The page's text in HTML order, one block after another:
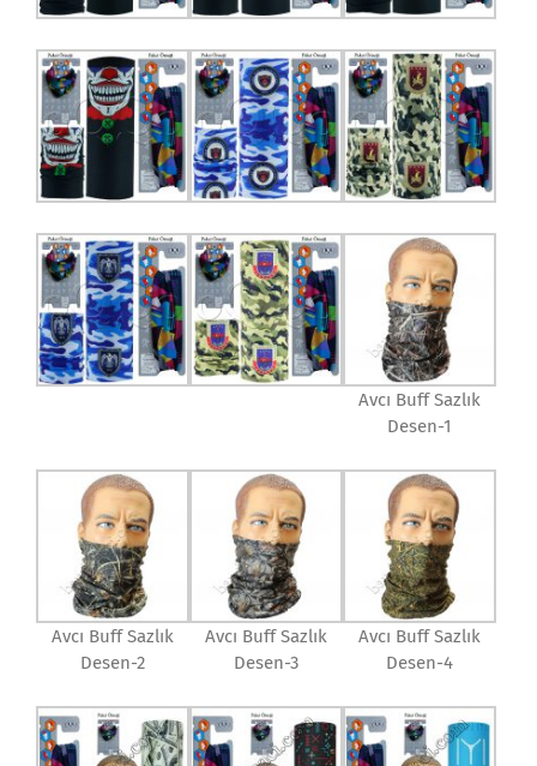
Avcı Buff Sazlık
Desen-1
Avcı Buff Sazlık
Desen-2
Avcı Buff Sazlık
Desen-3
Avcı Buff Sazlık
Desen-4